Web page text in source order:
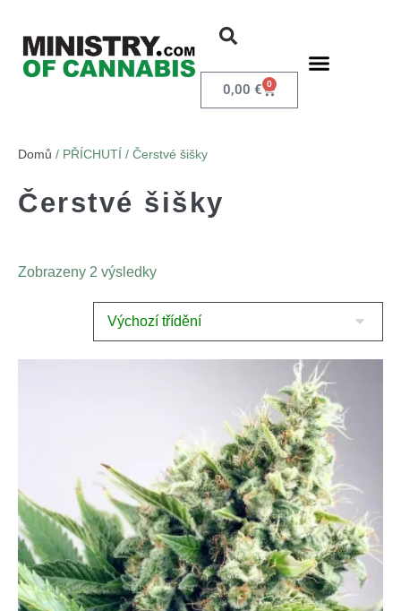
0,00 € 0
Domů / PŘÍCHUTÍ / Čerstvé šišky
Čerstvé šišky
Zobrazeny 2 výsledky